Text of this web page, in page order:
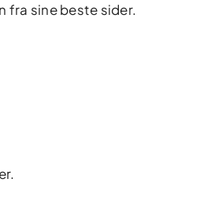
fra sine beste sider.